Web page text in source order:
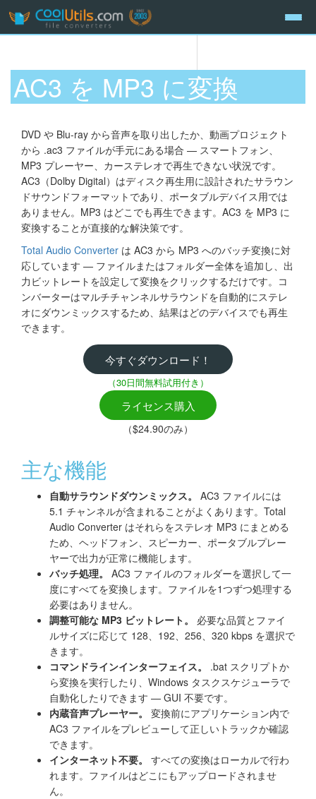
AC3 を MP3 に変換
DVD や Blu-ray から音声を取り出したか、動画プロジェクト
から .ac3 ファイルが手元にある場合 — スマートフォン、
MP3 プレーヤー、カーステレオで再生できない状況です。
AC3（Dolby Digital）はディスク再生用に設計されたサラウン
ドサウンドフォーマットであり、ポータブルデバイス用では
ありません。MP3 はどこでも再生できます。AC3 を MP3 に
変換することが直接的な解決策です。
Total Audio Converter は AC3 から MP3 へのバッチ変換に対
応しています — ファイルまたはフォルダー全体を追加し、出
力ビットレートを設定して変換をクリックするだけです。コ
ンバーターはマルチチャンネルサラウンドを自動的にステレ
オにダウンミックスするため、結果はどのデバイスでも再生
できます。
今すぐダウンロード！
（30日間無料試用付き）
ライセンス購入
（$24.90のみ）
主な機能
自動サラウンドダウンミックス。
AC3 ファイルには
5.1 チャンネルが含まれることがよくあります。Total
Audio Converter はそれらをステレオ MP3 にまとめる
ため、ヘッドフォン、スピーカー、ポータブルプレー
ヤーで出力が正常に機能します。
バッチ処理。
AC3 ファイルのフォルダーを選択して一
度にすべてを変換します。ファイルを1つずつ処理する
必要はありません。
調整可能な MP3 ビットレート。
必要な品質とファイ
ルサイズに応じて 128、192、256、320 kbps を選択で
きます。
コマンドラインインターフェイス。
.bat スクリプトか
ら変換を実行したり、Windows タスクスケジューラで
自動化したりできます — GUI 不要です。
内蔵音声プレーヤー。
変換前にアプリケーション内で
AC3 ファイルをプレビューして正しいトラックか確認
できます。
インターネット不要。
すべての変換はローカルで行わ
れます。ファイルはどこにもアップロードされませ
ん。